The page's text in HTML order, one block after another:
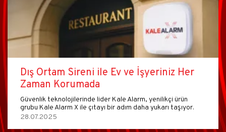
Dış Ortam Sireni ile Ev ve İşyeriniz Her
Zaman Korumada
Güvenlik teknolojilerinde lider Kale Alarm, yenilikçi ürün
grubu Kale Alarm X ile çıtayı bir adım daha yukarı taşıyor.
28.07.2025